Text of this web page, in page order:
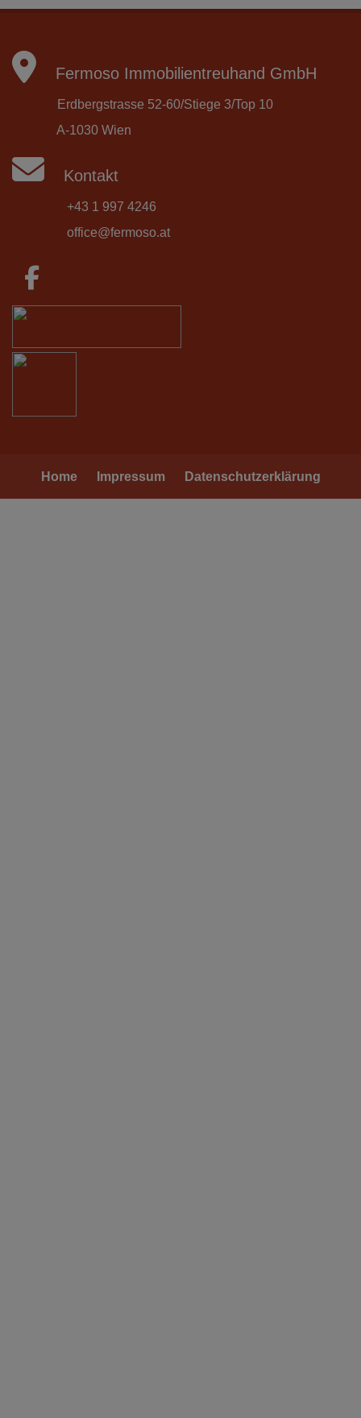
Fermoso Immobilientreuhand GmbH
Erdbergstrasse 52-60/Stiege 3/Top 10
A-1030 Wien
Kontakt
+43 1 997 4246
office@fermoso.at
Home Impressum Datenschutzerklärung